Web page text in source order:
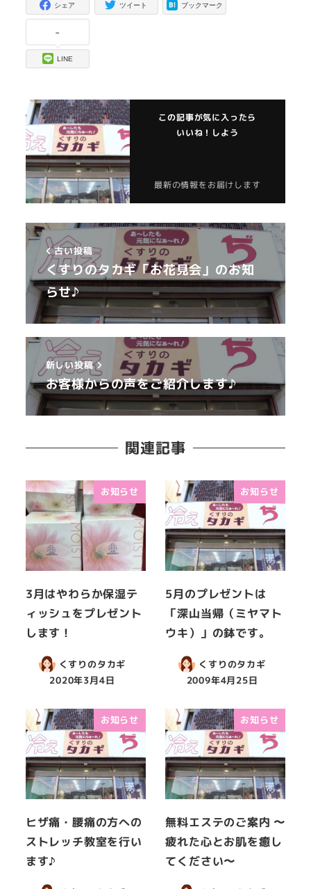
シェア ツイート ブックマーク
-
LINE
この記事が気に入ったら
いいね！しよう
最新の情報をお届けします
古い投稿
くすりのタカギ「お花見会」のお知
らせ♪
新しい投稿
お客様からの声をご紹介します♪
関連記事
お知らせ
3月はやわらか保湿テ
ィッシュをプレゼント
します！
くすりのタカギ
2020年3月4日
お知らせ
5月のプレゼントは
「深山当帰（ミヤマト
ウキ）」の鉢です。
くすりのタカギ
2009年4月25日
お知らせ
ヒザ痛・腰痛の方への
ストレッチ教室を行い
ます♪
お知らせ
無料エステのご案内 〜
疲れた心とお肌を癒し
てください〜